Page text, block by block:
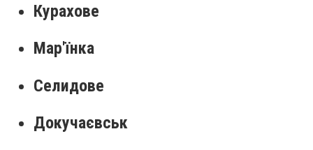
Курахове
Мар'їнка
Селидове
Докучаєвськ